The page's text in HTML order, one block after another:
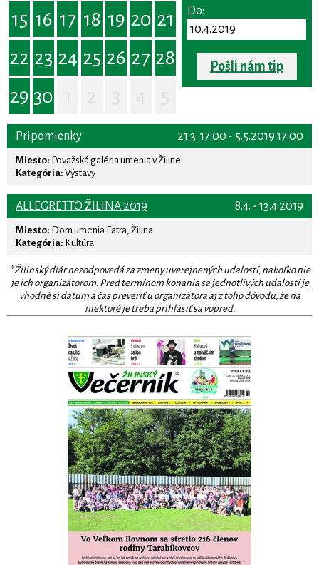
15 16 17 18 19 20 21
22 23 24 25 26 27 28
29 30
Do:
Pošli nám tip
21.3. 17:00 - 5.5.2019 17:00
Pripomienky
Miesto: Považská galéria umenia v Žiline
Kategória: Výstavy
8.4. - 13.4.2019
ALLEGRETTO ŽILINA 2019
Miesto: Dom umenia Fatra, Žilina
Kategória: Kultúra
* Žilinský diár nezodpovedá za zmeny uverejnených udalostí, nakoľko nie
je ich organizátorom. Pred termínom konania sa jednotlivých udalostí je
vhodné si dátum a čas preveriť u organizátora aj z toho dôvodu, že na
niektoré je treba prihlásiť sa vopred.